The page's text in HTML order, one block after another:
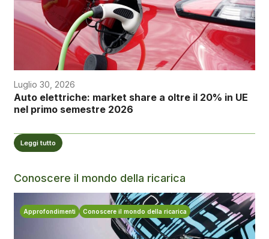
Luglio 30, 2026
Auto elettriche: market share a oltre il 20% in UE
nel primo semestre 2026
Leggi tutto
Conoscere il mondo della ricarica
Approfondimenti Conoscere il mondo della ricarica